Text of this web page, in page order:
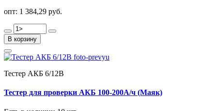
опт: 1 384,29 руб.
В корзину
Тестер АКБ 6/12В
Тестер для проверки АКБ 100-200А/ч (Маяк)